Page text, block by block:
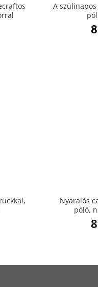
A
Nyaralós
póló,